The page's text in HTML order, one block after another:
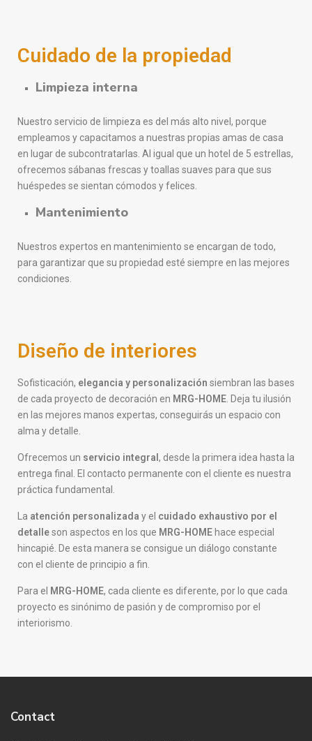
Cuidado de la propiedad
Limpieza interna
Nuestro servicio de limpieza es del más alto nivel, porque
empleamos y capacitamos a nuestras propias amas de casa
en lugar de subcontratarlas. Al igual que un hotel de 5 estrellas,
ofrecemos sábanas frescas y toallas suaves para que sus
huéspedes se sientan cómodos y felices.
Mantenimiento
Nuestros expertos en mantenimiento se encargan de todo,
para garantizar que su propiedad esté siempre en las mejores
condiciones.
Diseño de interiores
Sofisticación, elegancia y personalización siembran las bases
de cada proyecto de decoración en MRG-HOME . Deja tu ilusión
en las mejores manos expertas, conseguirás un espacio con
alma y detalle.
Ofrecemos un servicio integral , desde la primera idea hasta la
entrega final. El contacto permanente con el cliente es nuestra
práctica fundamental.
La atención personalizada y el cuidado exhaustivo por el
detalleson aspectos en los que MRG-HOME hace especial
hincapié. De esta manera se consigue un diálogo constante
con el cliente de principio a fin.
Para el MRG-HOME, cada cliente es diferente, por lo que cada
proyecto es sinónimo de pasión y de compromiso por el
interiorismo.
Contact